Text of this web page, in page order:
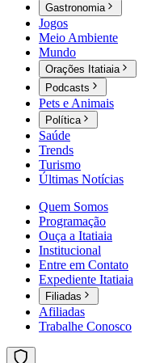
Gastronomia
Jogos
Meio Ambiente
Mundo
Orações Itatiaia
Podcasts
Pets e Animais
Política
Saúde
Trends
Turismo
Últimas Notícias
Quem Somos
Programação
Ouça a Itatiaia
Institucional
Entre em Contato
Expediente Itatiaia
Filiadas
Afiliadas
Trabalhe Conosco